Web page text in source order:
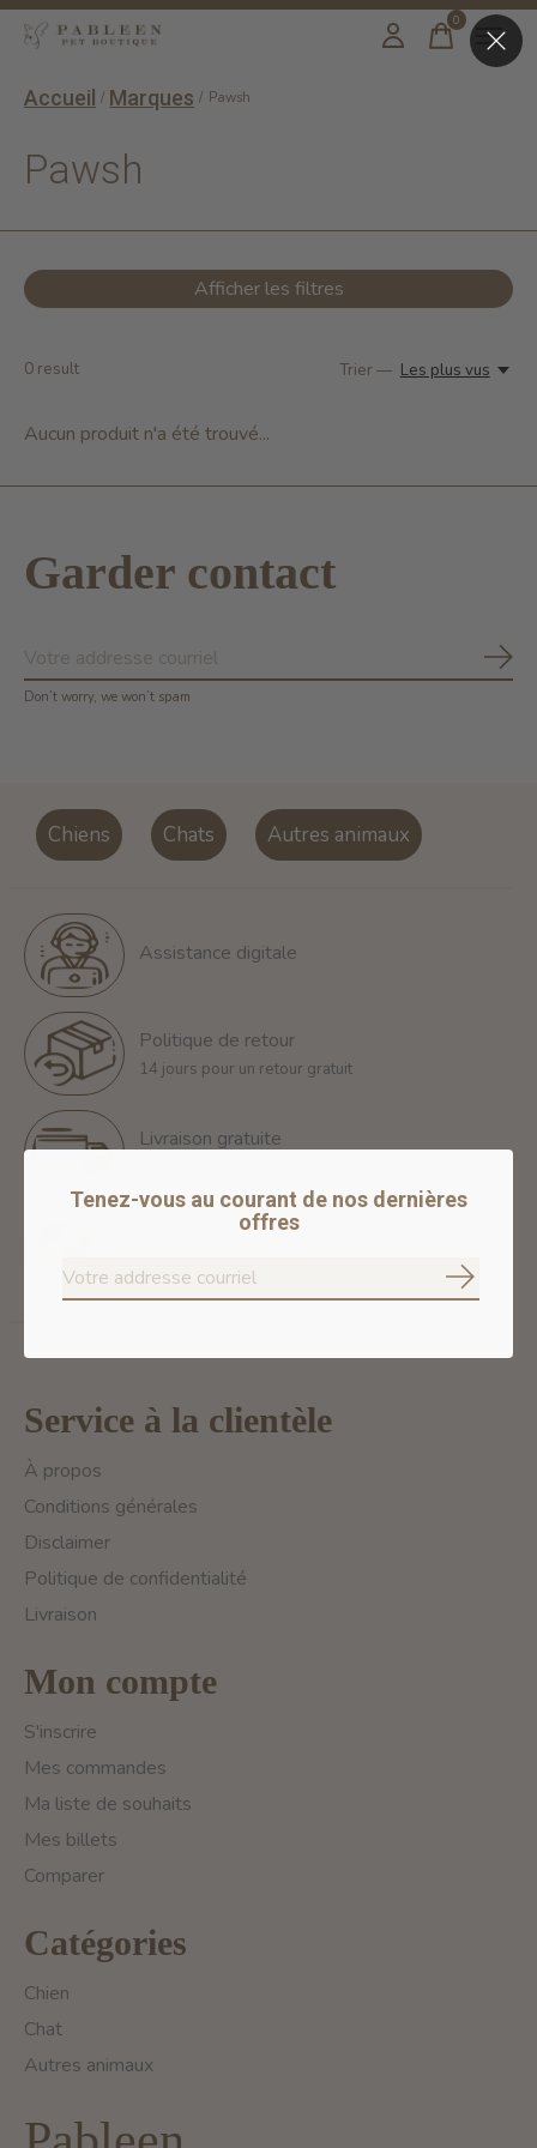
0items
Accueil / Marques / Pawsh
Pawsh
Afficher les filtres
0 result Trier — Les plus vus
Aucun produit n'a été trouvé...
Garder contact
Don’t worry, we won’t spam
Chiens Chats Autres animaux
Assistance digitale
Politique de retour
14 jours pour un retour gratuit
Livraison gratuite
Paiements 100% sécurisés
Nous assurons des paiements sécurisés
Service à la clientèle
À propos
Conditions générales
Disclaimer
Politique de confidentialité
Livraison
Mon compte
S'inscrire
Mes commandes
Ma liste de souhaits
Mes billets
Comparer
Catégories
Chien
Chat
Autres animaux
Tenez-vous au courant de nos dernières
offres